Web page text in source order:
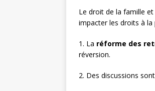
Le droit de la famille
impacter les droits à la
1. La réforme des
réversion.
2. Des discussions